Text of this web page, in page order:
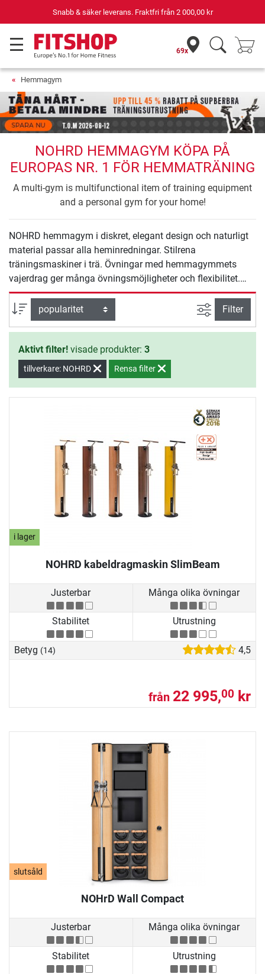
Snabb & säker leverans. Fraktfri från 2 000,00 kr
69x
Hemmagym
NOHRD HEMMAGYM KÖPA PÅ
EUROPAS NR. 1 FÖR HEMMATRÄNING
A multi-gym is multifunctional item of training equipment
and a personal gym for your home!
NOHRD hemmagym i diskret, elegant design och naturligt
material passar alla heminredningar. Stilrena
träningsmaskiner i trä. Övningar med hemmagymmets
vajerdrag ger många övningsmöjligheter och flexibilitet.
NOHRD SlimBeam, ett utav NOHRD hemmagym, utmärktes
2016 med German Design Award.
sortera efter Avancerad
Filter
Aktivt filter! visade produkter: 3
tillverkare: NOHRD Rensa filter
i lager
NOHRD kabeldragmaskin SlimBeam
Justerbar Många olika övningar
Stabilitet Utrustning
Betyg (14) 4,5
från 22 995,00 kr
slutsåld
NOHrD Wall Compact
Justerbar Många olika övningar
Stabilitet Utrustning